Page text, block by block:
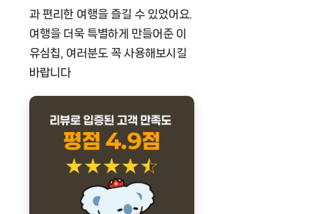
과 편리한 여행을 즐길 수 있었어요.
여행을 더욱 특별하게 만들어준 이
유심칩, 여러분도 꼭 사용해보시길
바랍니다